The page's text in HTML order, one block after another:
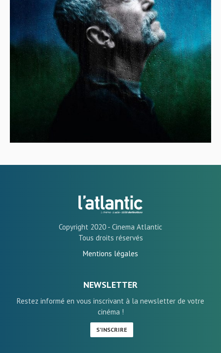
Copyright 2020 - Cinema Atlantic
Tous droits réservés
Mentions légales
NEWSLETTER
Restez informé en vous inscrivant à la newsletter de votre
cinéma !
S'INSCRIRE